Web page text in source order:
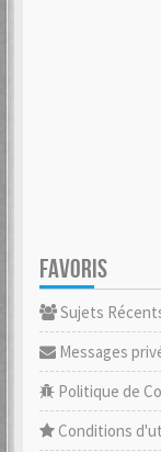
FAVORIS
Sujets
Messages
Politique de
Conditions